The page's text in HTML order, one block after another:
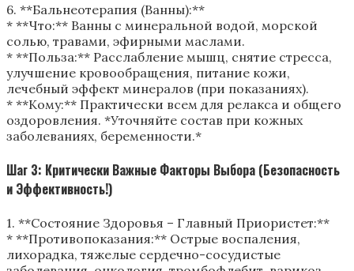
6. **Бальнеотерапия (Ванны):**
* **Что:** Ванны с минеральной водой, морской
солью, травами, эфирными маслами.
* **Польза:** Расслабление мышц, снятие стресса,
улучшение кровообращения, питание кожи,
лечебный эффект минералов (при показаниях).
* **Кому:** Практически всем для релакса и общего
оздоровления. *Уточняйте состав при кожных
заболеваниях, беременности.*
Шаг 3: Критически Важные Факторы Выбора (Безопасность
и Эффективность!)
1. **Состояние Здоровья – Главный Приористет:**
* **Противопоказания:** Острые воспаления,
лихорадка, тяжелые сердечно-сосудистые